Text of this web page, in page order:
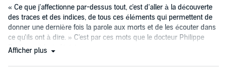
« Ce que j'affectionne par-dessus tout, c'est d'aller à la découverte
des traces et des indices, de tous ces éléments qui permettent de
donner une dernière fois la parole aux morts et de les écouter dans
ce qu'ils ont à dire. » C'est par ces mots que le docteur Philippe
Boxho, médecin légiste...
Afficher plus